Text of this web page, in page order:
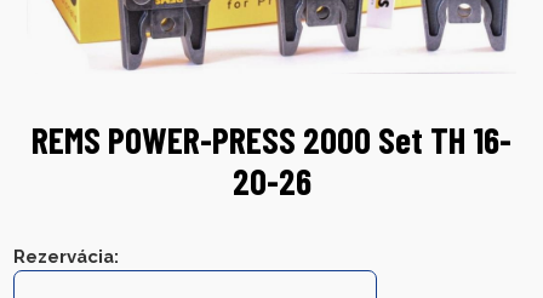
REMS POWER-PRESS 2000 Set TH 16-
20-26
Rezervácia: